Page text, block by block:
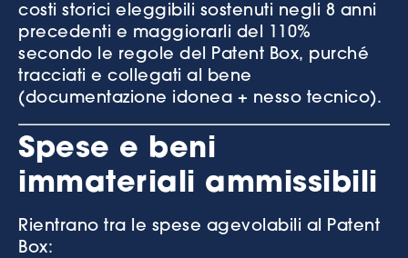
costi storici eleggibili sostenuti negli 8 anni
precedenti e maggiorarli del 110%
secondo le regole del Patent Box, purché
tracciati e collegati al bene
(documentazione idonea + nesso tecnico).
Spese e beni
immateriali ammissibili
Rientrano tra le spese agevolabili al Patent
Box: